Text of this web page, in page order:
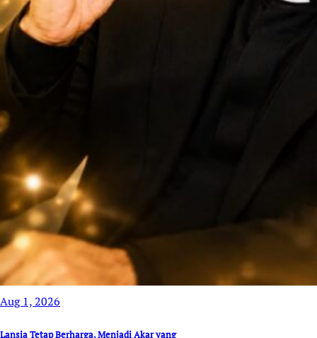
Aug 1, 2026
Lansia Tetap Berharga, Menjadi Akar yang